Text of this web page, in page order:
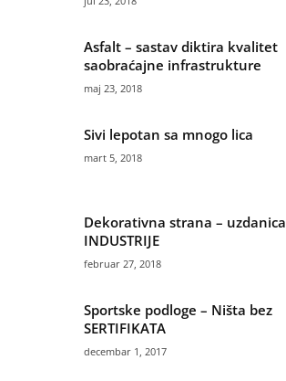
Asfalt – sastav diktira kvalitet
saobraćajne infrastrukture
maj 23, 2018
Sivi lepotan sa mnogo lica
mart 5, 2018
Dekorativna strana – uzdanica
INDUSTRIJE
februar 27, 2018
Sportske podloge – Ništa bez
SERTIFIKATA
decembar 1, 2017